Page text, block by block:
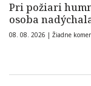
Pri požiari
osoba
08. 08. 2026 | Žiadne